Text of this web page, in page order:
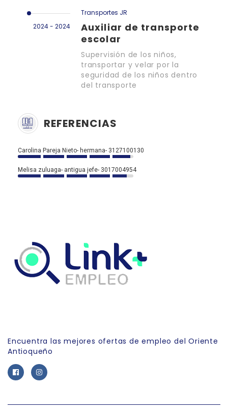
2024 - 2024
Transportes JR
Auxiliar de transporte
escolar
Supervisión de los niños,
transportar y velar por la
seguridad de los niños dentro
del transporte
REFERENCIAS
Carolina Pareja Nieto- hermana- 3127100130
Melisa zuluaga- antigua jefe- 3017004954
Encuentra las mejores ofertas de empleo del Oriente
Antioqueño